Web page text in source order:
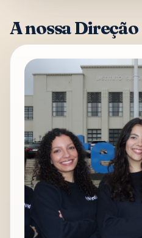
A nossa Direção